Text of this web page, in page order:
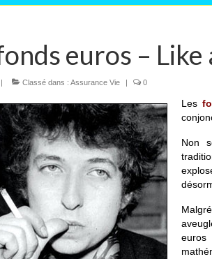
euros –
Classé dans : Assurance Vie 0
Les
Non